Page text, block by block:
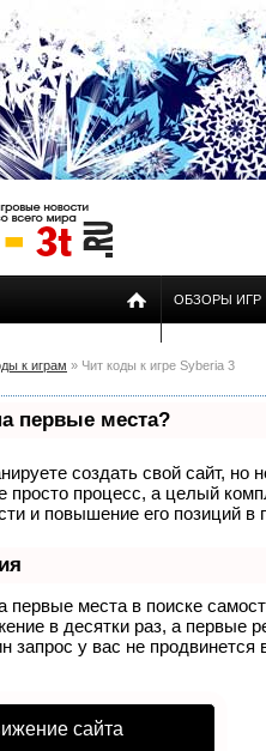
ОБЗОРЫ ИГР
к играм » Чит коды к игре Syberia 3
первые места?
создать свой сайт, но
просто процесс, а целый
и повышение его позиций в
первые места в поиске
в десятки раз, а первые
запрос у вас не продвинется
сайта